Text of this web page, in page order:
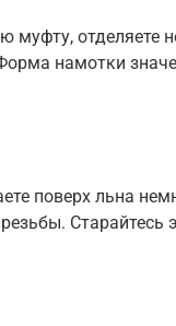
муфту,
намотки
поверх льна
Старайтесь